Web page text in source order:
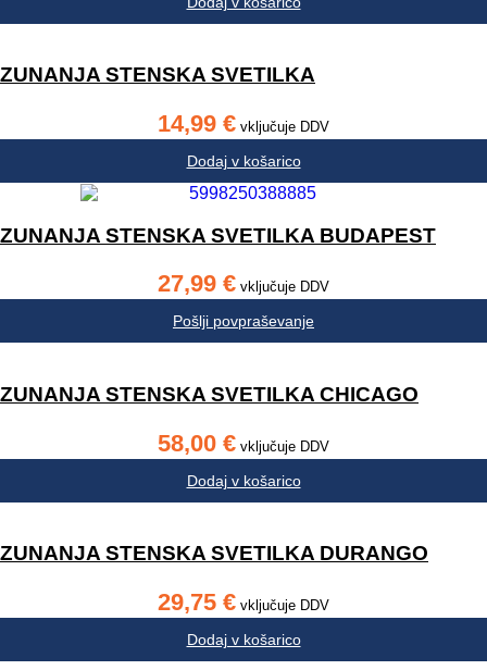
ZUNANJA STENSKA SVETILKA
14,99 € vključuje DDV
Dodaj v košarico
ZUNANJA STENSKA SVETILKA BUDAPEST
27,99 € vključuje DDV
Pošlji povpraševanje
ZUNANJA STENSKA SVETILKA CHICAGO
58,00 € vključuje DDV
Dodaj v košarico
ZUNANJA STENSKA SVETILKA DURANGO
29,75 € vključuje DDV
Dodaj v košarico